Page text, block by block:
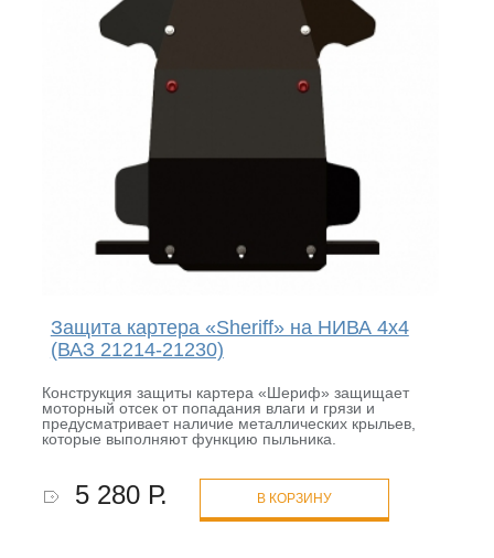
Защита картера «Sheriff» на НИВА 4x4
(ВАЗ 21214-21230)
Конструкция защиты картера «Шериф» защищает
моторный отсек от попадания влаги и грязи и
предусматривает наличие металлических крыльев,
которые выполняют функцию пыльника.
5 280 Р. В КОРЗИНУ